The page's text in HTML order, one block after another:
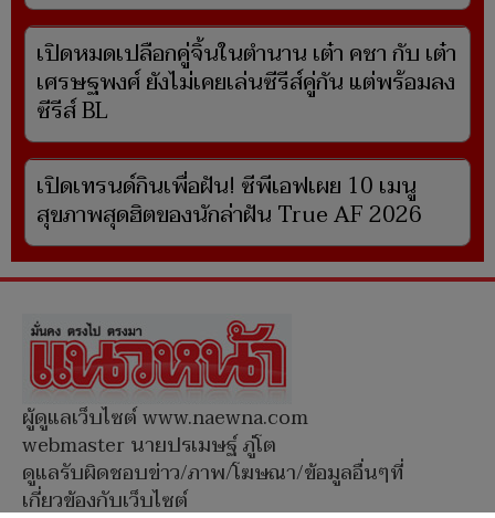
เปิดหมดเปลือกคู่จิ้นในตำนาน เต๋า คชา กับ เต๋า
เศรษฐพงศ์ ยังไม่เคยเล่นซีรีส์คู่กัน แต่พร้อมลง
ซีรีส์ BL
เปิดเทรนด์กินเพื่อฝัน! ซีพีเอฟเผย 10 เมนู
สุขภาพสุดฮิตของนักล่าฝัน True AF 2026
ผู้ดูแลเว็บไซต์ www.naewna.com
webmaster นายปรเมษฐ์ ภู่โต
ดูแลรับผิดชอบข่าว/ภาพ/โฆษณา/ข้อมูลอื่นๆที่
เกี่ยวข้องกับเว็บไซต์